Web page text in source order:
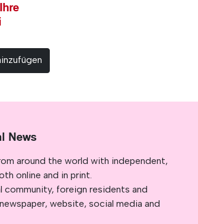
News
around the world with independent,
online and in print.
foreign residents and
website, social media and